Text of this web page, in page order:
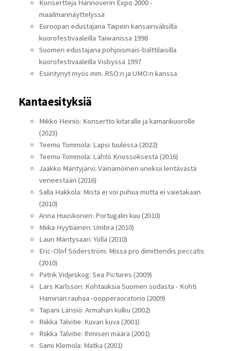
Konsertteja Hannoverin Expo 2000 -
maailmannäyttelyssä
Euroopan edustajana Taipein kansainvälisillä
kuorofestivaaleilla Taiwanissa 1998
Suomen edustajana pohjoismais-balttilaisilla
kuorofestivaaleilla Visbyssä 1997
Esiintynyt myös mm. RSO:n ja UMO:n kanssa
Kantaesityksiä
Mikko Heiniö: Konsertto kitaralle ja kamarikuorolle
(2023)
Teemu Tommola: Lapsi tuulessa (2022)
Teemu Tommola: Lähtö Knossoksesta (2016)
Jaakko Mäntyjärvi: Väinämöinen uneksii lentävästä
veneestään (2016)
Salla Hakkola: Mistä ei voi puhua mutta ei vaietakaan
(2010)
Anna Huuskonen: Portugalin kuu (2010)
Miika Hyytiäinen: Umbra (2010)
Lauri Mäntysaari: Yöllä (2010)
Eric-Olof Söderström: Missa pro dimittendis peccatis
(2010)
Patrik Vidjeskog: Sea Pictures (2009)
Lars Karlsson: Kohtauksia Suomen sodasta - Kohti
Haminan rauhaa -oopperaoratorio (2009)
Tapani Länsiö: Armahan kulku (2002)
Riikka Talvitie: Kuvan kuva (2001)
Riikka Talvitie: Ihmisen määrä (2001)
Sami Klemola: Matka (2001)